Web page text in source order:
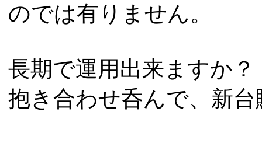
のでは有りません。
長期で運用出来ますか？
抱き合わせ呑んで、新